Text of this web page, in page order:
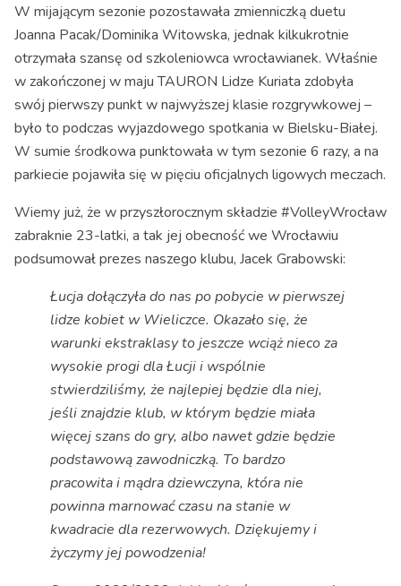
W mijającym sezonie pozostawała zmienniczką duetu
Joanna Pacak/Dominika Witowska, jednak kilkukrotnie
otrzymała szansę od szkoleniowca wrocławianek. Właśnie
w zakończonej w maju TAURON Lidze Kuriata zdobyła
swój pierwszy punkt w najwyższej klasie rozgrywkowej –
było to podczas wyjazdowego spotkania w Bielsku-Białej.
W sumie środkowa punktowała w tym sezonie 6 razy, a na
parkiecie pojawiła się w pięciu oficjalnych ligowych meczach.
Wiemy już, że w przyszłorocznym składzie #VolleyWrocław
zabraknie 23-latki, a tak jej obecność we Wrocławiu
podsumował prezes naszego klubu, Jacek Grabowski:
Łucja dołączyła do nas po pobycie w pierwszej
lidze kobiet w Wieliczce. Okazało się, że
warunki ekstraklasy to jeszcze wciąż nieco za
wysokie progi dla Łucji i wspólnie
stwierdziliśmy, że najlepiej będzie dla niej,
jeśli znajdzie klub, w którym będzie miała
więcej szans do gry, albo nawet gdzie będzie
podstawową zawodniczką. To bardzo
pracowita i mądra dziewczyna, która nie
powinna marnować czasu na stanie w
kwadracie dla rezerwowych. Dziękujemy i
życzymy jej powodzenia!